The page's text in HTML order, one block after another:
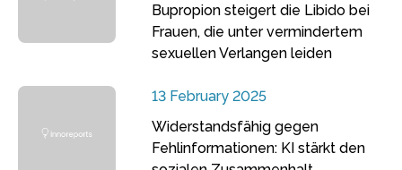
Bupropion steigert die Libido bei
Frauen, die unter vermindertem
sexuellen Verlangen leiden
13 February 2025
Widerstandsfähig gegen
Fehlinformationen: KI stärkt den